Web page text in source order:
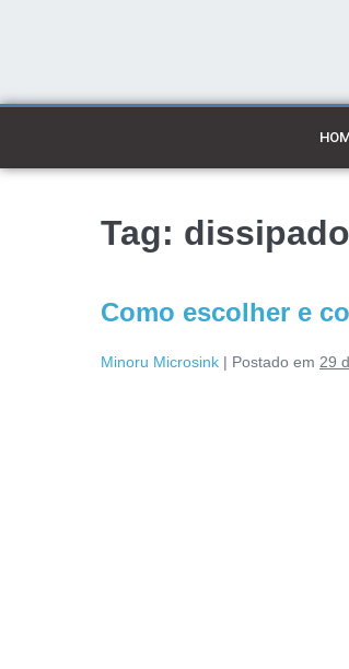
Tag:
Como escolher e
Minoru Microsink | Postado em 29